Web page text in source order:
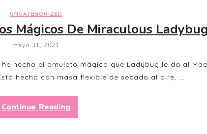
UNCATEGORIZED
Mágicos De Miraculous
mayo 31, 2021
hecho el amuleto mágico que Ladybug le da al
hecho con masa flexible de secado al aire, ...
Continue Reading